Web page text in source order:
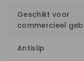
Geschikt voor
commercieel
Antislip